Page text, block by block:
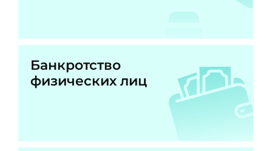
Банкротство
физических лиц